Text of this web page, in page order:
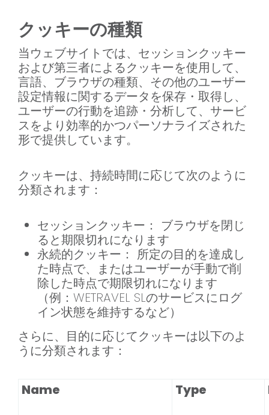
クッキーの種類
当ウェブサイトでは、セッションクッキー
および第三者によるクッキーを使用して、
言語、ブラウザの種類、その他のユーザー
設定情報に関するデータを保存・取得し、
ユーザーの行動を追跡・分析して、サービ
スをより効率的かつパーソナライズされた
形で提供しています。
クッキーは、持続時間に応じて次のように
分類されます：
セッションクッキー： ブラウザを閉じ
ると期限切れになります
永続的クッキー： 所定の目的を達成し
た時点で、またはユーザーが手動で削
除した時点で期限切れになります
（例：WETRAVEL SLのサービスにログ
イン状態を維持するなど）
さらに、目的に応じてクッキーは以下のよ
うに分類されます：
Name Type